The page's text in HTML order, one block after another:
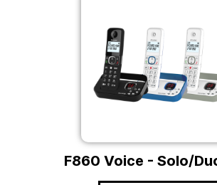
F860 Voice - Solo/